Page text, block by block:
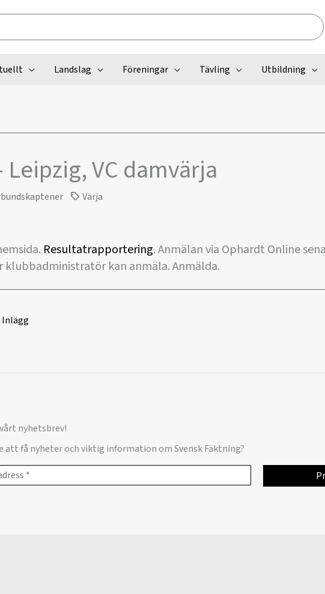
Landslag Föreningar Tävling Utbildning
Leipzig, VC damvärja
Värja
Resultatrapportering. Anmälan via Ophardt Online
klubbadministratör kan anmäla. Anmälda.
Inlägg
nyhetsbrev!
att få nyheter och viktig information om Svensk Fäktning?